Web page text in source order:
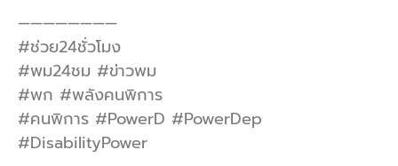
————————
#ช่วย24ชั่วโมง
#พม24ชม #ข่าวพม
#พก #พลังคนพิการ
#คนพิการ #PowerD #PowerDep
#DisabilityPower